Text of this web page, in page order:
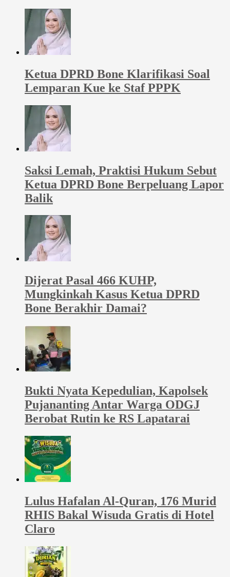
Ketua DPRD Bone Klarifikasi Soal
Lemparan Kue ke Staf PPPK
Saksi Lemah, Praktisi Hukum Sebut
Ketua DPRD Bone Berpeluang Lapor
Balik
Dijerat Pasal 466 KUHP,
Mungkinkah Kasus Ketua DPRD
Bone Berakhir Damai?
Bukti Nyata Kepedulian, Kapolsek
Pujananting Antar Warga ODGJ
Berobat Rutin ke RS Lapatarai
Lulus Hafalan Al-Quran, 176 Murid
RHIS Bakal Wisuda Gratis di Hotel
Claro